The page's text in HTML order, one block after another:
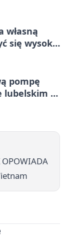
własną
się wysoką
pompę
lubelskim -